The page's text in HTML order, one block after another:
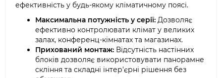
ефективність у будь-якому кліматичному поясі.
Максимальна потужність у серії: Дозволяє
ефективно контролювати клімат у великих
залах, конференц-кімнатах та магазинах.
Прихований монтаж: Відсутність настінних
блоків дозволяє використовувати панорамне
скління та складні інтер'єрні рішення без